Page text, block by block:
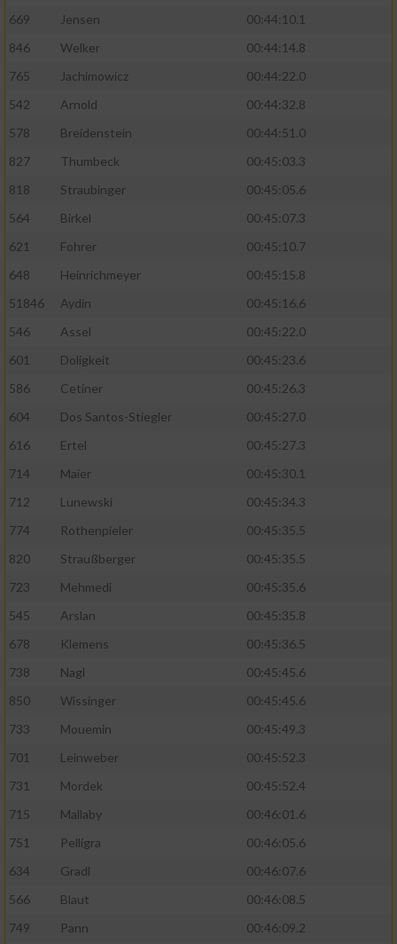
669
Jensen
00:44:10.1
846
Welker
00:44:14.8
765
Jachimowicz
00:44:22.0
542
Arnold
00:44:32.8
578
Breidenstein
00:44:51.0
827
Thumbeck
00:45:03.3
818
Straubinger
00:45:05.6
564
Birkel
00:45:07.3
621
Fohrer
00:45:10.7
648
Heinrichmeyer
00:45:15.8
51846
Aydin
00:45:16.6
546
Assel
00:45:22.0
601
Doligkeit
00:45:23.6
586
Cetiner
00:45:26.3
604
Dos Santos-Stiegler
00:45:27.0
616
Ertel
00:45:27.3
714
Maier
00:45:30.1
712
Lunewski
00:45:34.3
774
Rothenpieler
00:45:35.5
820
Straußberger
00:45:35.5
723
Mehmedi
00:45:35.6
545
Arslan
00:45:35.8
678
Klemens
00:45:36.5
738
Nagl
00:45:45.6
850
Wissinger
00:45:45.6
733
Mouemin
00:45:49.3
701
Leinweber
00:45:52.3
731
Mordek
00:45:52.4
715
Mallaby
00:46:01.6
751
Pelligra
00:46:05.6
634
Gradl
00:46:07.6
566
Blaut
00:46:08.5
749
Pann
00:46:09.2